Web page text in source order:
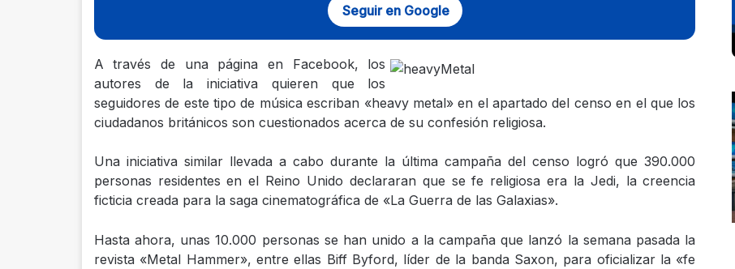
Seguir en Google
A través de una página en Facebook, los
autores de la iniciativa quieren que los
seguidores de este tipo de música escriban «heavy metal» en el apartado del censo en el que los
ciudadanos británicos son cuestionados acerca de su confesión religiosa.
Una iniciativa similar llevada a cabo durante la última campaña del censo logró que 390.000
personas residentes en el Reino Unido declararan que se fe religiosa era la Jedi, la creencia
ficticia creada para la saga cinematográfica de «La Guerra de las Galaxias».
Hasta ahora, unas 10.000 personas se han unido a la campaña que lanzó la semana pasada la
revista «Metal Hammer», entre ellas Biff Byford, líder de la banda Saxon, para oficializar la «fe